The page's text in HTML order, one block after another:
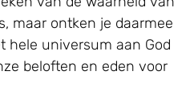
maar ontken je daarmee
hele universum aan God
beloften en eden voor